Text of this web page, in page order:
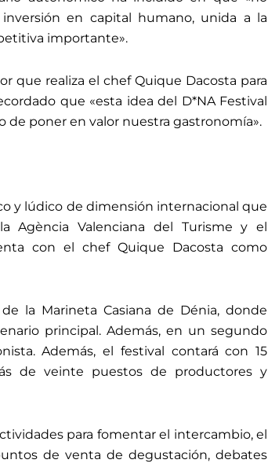
en capital humano, unida a la
importante».
que realiza el chef Quique Dacosta para
que «esta idea del D*NA Festival
de poner en valor nuestra gastronomía».
y lúdico de dimensión internacional que
Agència Valenciana del Turisme y el
con el chef Quique Dacosta como
la Marineta Casiana de Dénia, donde
principal. Además, en un segundo
Además, el festival contará con 15
de veinte puestos de productores y
para fomentar el intercambio, el
de venta de degustación, debates